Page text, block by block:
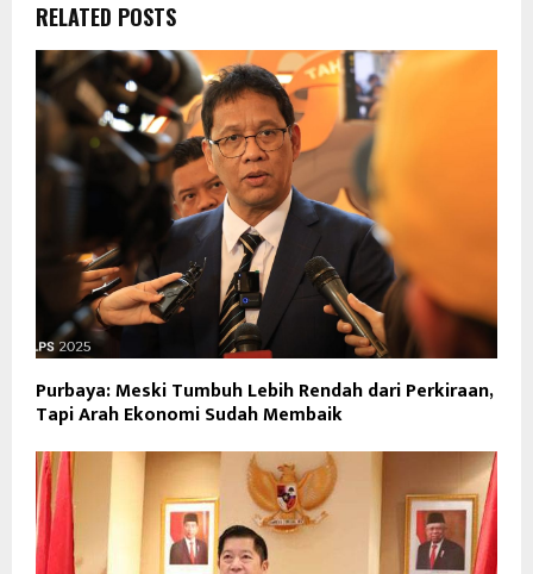
RELATED POSTS
Purbaya: Meski Tumbuh Lebih Rendah dari Perkiraan,
Tapi Arah Ekonomi Sudah Membaik